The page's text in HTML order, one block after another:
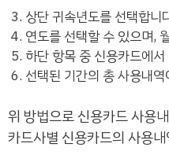
상단 귀속년도를 선택합니
연도를 선택할 수 있으며,
하단 항목 중 신용카드에
선택된 기간의 총 사용내
위 방법으로 신용카드 사용
카드사별 신용카드의 사용